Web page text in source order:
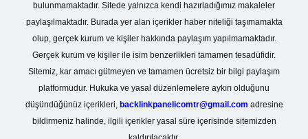
bulunmamaktadır. Sitede yalnızca kendi hazırladığımız makaleler
paylaşılmaktadır. Burada yer alan içerikler haber niteliği taşımamakta
olup, gerçek kurum ve kişiler hakkında paylaşım yapılmamaktadır.
Gerçek kurum ve kişiler ile isim benzerlikleri tamamen tesadüfidir.
Sitemiz, kar amacı gütmeyen ve tamamen ücretsiz bir bilgi paylaşım
platformudur. Hukuka ve yasal düzenlemelere aykırı olduğunu
düşündüğünüz içerikleri, backlinkpanelicomtr@gmail.com adresine
bildirmeniz halinde, ilgili içerikler yasal süre içerisinde sitemizden